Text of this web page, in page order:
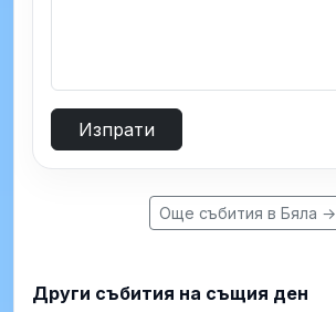
Изпрати
Още събития в Бяла →
Други събития на същия ден